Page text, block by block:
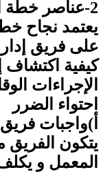
يعتمد نجاح
على فريق
كيفية اكتشاف
الإجراءات
احتواء الضرر
أ)واجبات فريق
يتكون الفريق
المعمل و يكلف